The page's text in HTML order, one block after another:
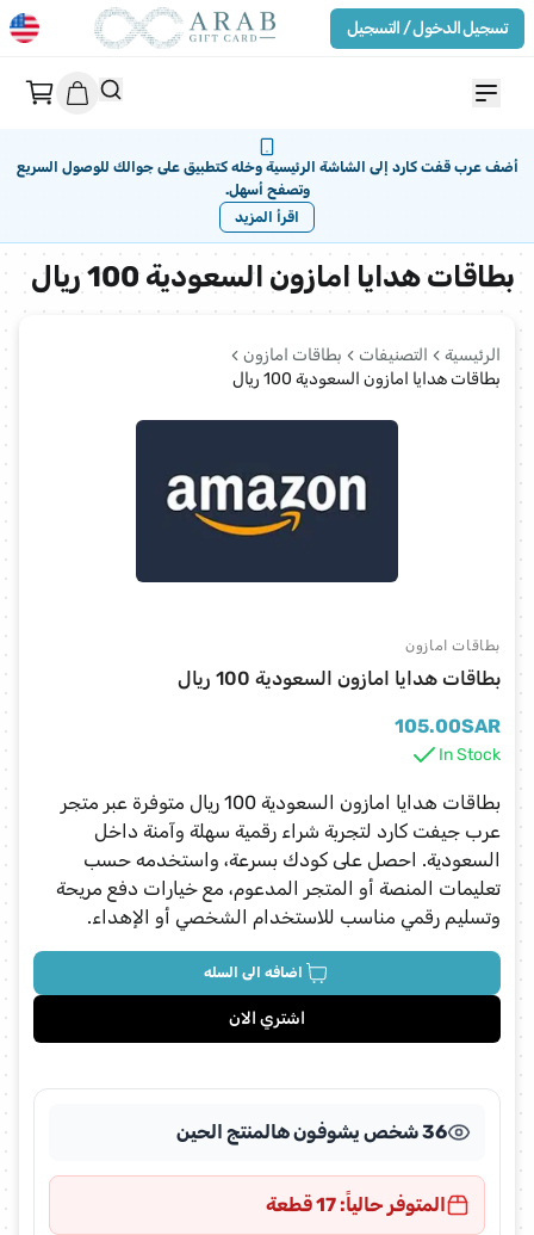
تسجيل الدخول / التسجيل
أضف عرب قفت كارد إلى الشاشة الرئيسية وخله كتطبيق على جوالك للوصول السريع
وتصفح أسهل.
اقرأ المزيد
بطاقات هدايا امازون السعودية 100 ريال
الرئيسية التصنيفات
بطاقات امازون
بطاقات هدايا امازون السعودية 100 ريال
بطاقات هدايا امازون السعودية 100 ريال
بطاقات امازون
105.00SAR
In Stock
بطاقات هدايا امازون السعودية 100 ريال متوفرة عبر متجر
عرب جيفت كارد لتجربة شراء رقمية سهلة وآمنة داخل
السعودية. احصل على كودك بسرعة، واستخدمه حسب
تعليمات المنصة أو المتجر المدعوم، مع خيارات دفع مريحة
وتسليم رقمي مناسب للاستخدام الشخصي أو الإهداء.
اضافه الى السله
اشتري الان
36 شخص يشوفون هالمنتج الحين
المتوفر حالياً: 17 قطعة